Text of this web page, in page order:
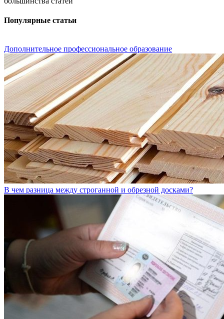
Популярные статьи
Дополнительное профессиональное образование
В чем разница между строганной и обрезной досками?